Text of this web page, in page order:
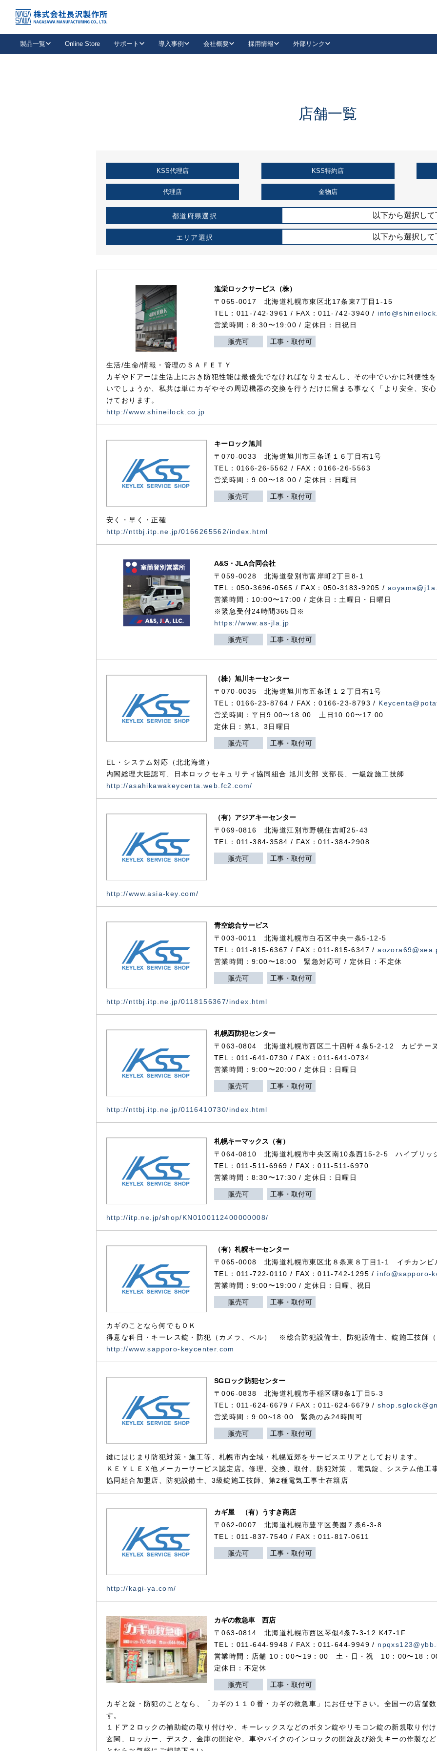
製品一覧
抗ウイルス・抗菌製品
キーレックスを品番からお探しいただけます。
Online Store サポート
取扱店情報
お役立ち情報
導入事例
企業様採用事例
会社概要 採用情報 外部リンク
LinkedIn
KSS加盟店・取扱店情報
店舗一覧
店舗一覧
KSS代理店 KSS特約店
代理店 金物店
都道府県選択 以下から選択し
エリア選択 以下から選択し
進栄ロックサービス（株）
〒065-0017 北海道札幌市東区北17条東7丁目1-15
TEL：011-742-3961 / FAX：011-742-3940 /
営業時間：8:30〜19:00 / 定休日：日祝日
販売可 工事・取付可
生活/生命/情報・管理のＳＡＦＥＴＹ
カギやドアーは生活上におき防犯性能は最優先でなければなりませんし、その中でいかに利便性
いでしょうか、私共は単にカギやその周辺機器の交換を行うだけに留まる事なく「より安全、安
けております。
http://www.shineilock.co.jp
キーロック旭川
〒070-0033 北海道旭川市三条通１６丁目右1号
TEL：0166-26-5562 / FAX：0166-26-5563
営業時間：9:00〜18:00 / 定休日：日曜日
販売可 工事・取付可
安く・早く・正確
http://nttbj.itp.ne.jp/0166265562/index.html
A&S・JLA合同会社
〒059-0028北海道登別市富岸町2丁目 8-1
TEL：050-3696-0565 / FAX：050-3183-9205 /
営業時間：10:00〜17:00 / 定休日：土曜日・日曜日
※緊急受付24時間365日※
https://www.as-jla.jp
販売可 工事・取付可
（株）旭川キーセンター
〒070-0035 北海道旭川市五条通１２丁目右1号
TEL：0166-23-8764 / FAX：0166-23-8793 /
営業時間：平日9:00〜18:00 土日10:00〜17:00
定休日：第1、3日曜日
販売可 工事・取付可
EL・システム対応（北北海道）
内閣総理大臣認可、日本ロックセキュリティ協同組合 旭川支部 支部長、一級錠施工技師
http://asahikawakeycenta.web.fc2.com/
（有）アジアキーセンター
〒069-0816 北海道江別市野幌住吉町25-43
TEL：011-384-3584 / FAX：011-384-2908
販売可 工事・取付可
http://www.asia-key.com/
青空総合サービス
〒003-0011 北海道札幌市白石区中央一条5-12-5
TEL：011-815-6367 / FAX：011-815-6347 /
営業時間：9:00〜18:00 緊急対応可 / 定休日：不定休
販売可 工事・取付可
http://nttbj.itp.ne.jp/0118156367/index.html
札幌西防犯センター
〒063-0804 北海道札幌市西区二十四軒４条5-2-12 カピテー
TEL：011-641-0730 / FAX：011-641-0734
営業時間：9:00〜20:00 / 定休日：日曜日
販売可 工事・取付可
http://nttbj.itp.ne.jp/0116410730/index.html
札幌キーマックス（有）
〒064-0810 北海道札幌市中央区南10条西15-2-5 ハイブリッ
TEL：011-511-6969 / FAX：011-511-6970
営業時間：8:30〜17:30 / 定休日：日曜日
販売可 工事・取付可
http://itp.ne.jp/shop/KN0100112400000008/
（有）札幌キーセンター
〒065-0008 北海道札幌市東区北８条東８丁目1-1 イチカンビ
TEL：011-722-0110 / FAX：011-742-1295 / info@sapporo-
営業時間：9:00〜19:00 / 定休日：日曜、祝日
販売可 工事・取付可
カギのことなら何でもＯＫ
得意な科目・キーレス錠・防犯（カメラ、ベル） ※総合防犯設備士、防犯設備士、錠施工技師
http://www.sapporo-keycenter.com
SGロック防犯センター
〒006-0838 北海道札幌市手稲区曙8条1丁目5-3
TEL：011-624-6679 / FAX：011-624-6679 /
営業時間：9:00~18:00 緊急のみ24時間可
販売可 工事・取付可
鍵にはじまり防犯対策・施工等、札幌市内全域・札幌近郊をサービスエリアとしております。
ＫＥＹＬＥＸ他メーカーサービス認定店。修理、交換、取付、防犯対策 、電気錠、システム他工
協同組合加盟店、防犯設備士、3級錠施工技師、第2種電気工事士在籍店
カギ屋 （有）うすき商店
〒062-0007 北海道札幌市豊平区美園７条6-3-8
TEL：011-837-7540 / FAX：011-817-0611
販売可 工事・取付可
http://kagi-ya.com/
カギの救急車 西店
〒063-0814 北海道札幌市西区琴似4条7-3-12 K47-1F
TEL：011-644-9948 / FAX：011-644-9949 /
営業時間：店舗 10：00〜19：00 土・日・祝 10：00〜18：
定休日：不定休
販売可 工事・取付可
カギと錠・防犯のことなら、「カギの１１０番・カギの救急車」にお任せ下さい。全国一の店舗
す。
１ドア２ロックの補助錠の取り付けや、キーレックスなどのボタン錠やリモコン錠の新規取り付
玄関、ロッカー、デスク、金庫の開錠や、車やバイクのインロックの開錠及び紛失キーの作製な